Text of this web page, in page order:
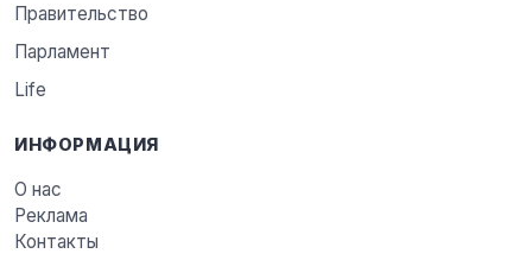
Правительство
Парламент
Life
ИНФОРМАЦИЯ
О нас
Реклама
Контакты